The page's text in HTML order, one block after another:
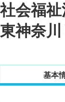
社会福
東神奈
基本